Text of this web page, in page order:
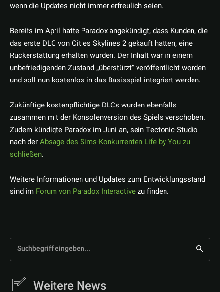
wenn die Updates nicht immer erfreulich seien.
Bereits im April hatte Paradox angekündigt, dass Kunden, die
das erste DLC von Cities Skylines 2 gekauft hatten, eine
Rückerstattung erhalten würden. Der Inhalt war in einem
unbefriedigenden Zustand „überstürzt“ veröffentlicht worden
und soll nun kostenlos in das Basisspiel integriert werden.
Zukünftige kostenpflichtige DLCs wurden ebenfalls
zusammen mit der Konsolenversion des Spiels verschoben.
Zudem kündigte Paradox im Juni an, sein Tectonic-Studio
nach derAbsage des Sims-Konkurrenten Life by You zu
schließen.
Weitere Informationen und Updates zum Entwicklungsstand
sind im Forum von Paradox Interactivezu finden.
Suchbegriff eingeben...
Weitere News